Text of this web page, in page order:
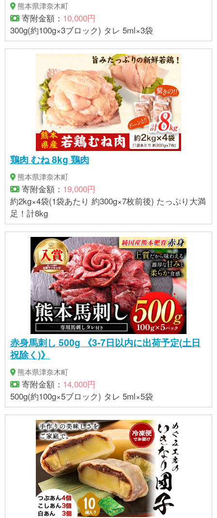
熊本県津奈木町
寄附金額： 10,000円
300g(約100g×3ブロック) タレ 5ml×3袋
鶏肉 むね 8kg 鶏肉
熊本県津奈木町
寄附金額： 19,000円
約2kg×4袋(1袋あたり 約300g×7枚前後) たっぷり大満
足！計8kg
赤身馬刺し 500g 《3-7日以内に出荷予定(土日
祝除く)》
熊本県津奈木町
寄附金額： 14,000円
500g(約100g×5ブロック) タレ 5ml×5袋